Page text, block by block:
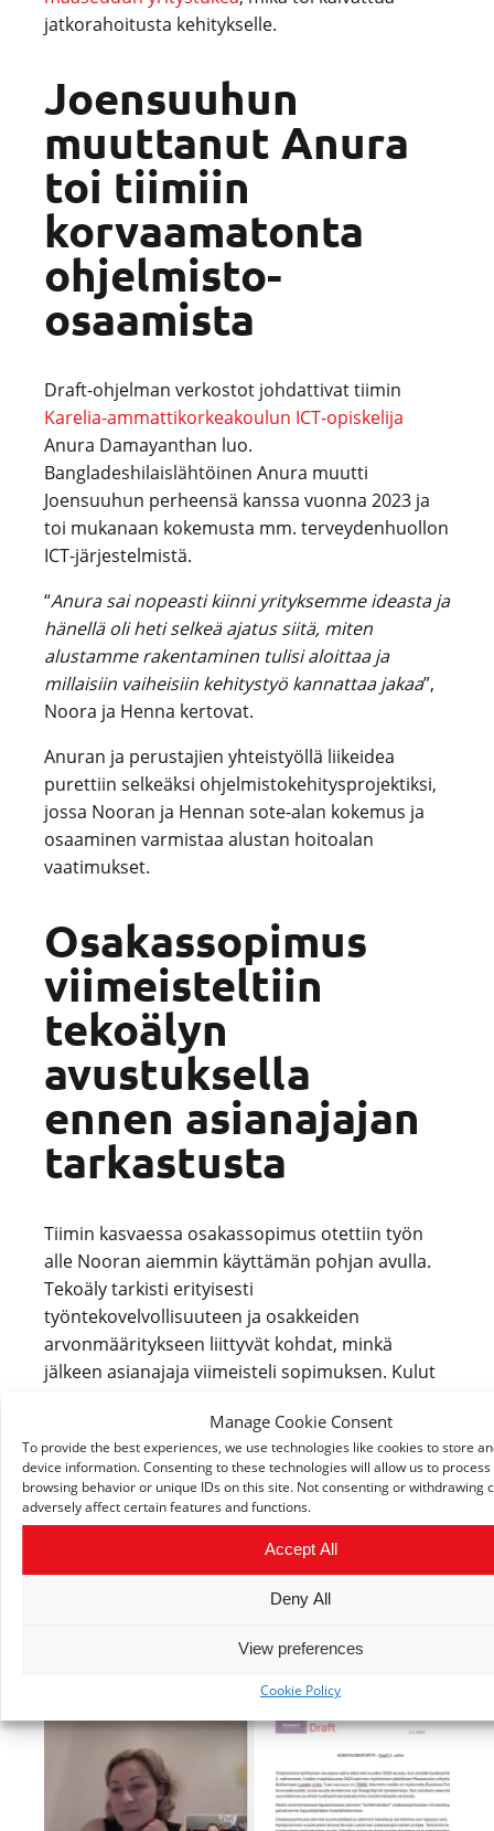
Manage Cookie Consent
To provide the best experiences, we use technologies like cookies to store
device information. Consenting to these technologies will allow us to process
browsing behavior or unique IDs on this site. Not consenting or withdrawing
adversely affect certain features and functions.
Accept All
Deny All
View preferences
Cookie Policy
jatkorahoitusta kehitykselle.
Joensuuhun
muuttanut Anura
toi tiimiin
korvaamatonta
ohjelmisto-
osaamista
Draft-ohjelman verkostot johdattivat tiimin
Karelia-ammattikorkeakoulun ICT-opiskelija
Anura Damayanthan luo.
Bangladeshilaislähtöinen Anura muutti
Joensuuhun perheensä kanssa vuonna 2023 ja
toi mukanaan kokemusta mm. terveydenhuollon
ICT-järjestelmistä.
“Anura sai nopeasti kiinni yrityksemme ideasta ja
hänellä oli heti selkeä ajatus siitä, miten
alustamme rakentaminen tulisi aloittaa ja
millaisiin vaiheisiin kehitystyö kannattaa jakaa”,
Noora ja Henna kertovat.
Anuran ja perustajien yhteistyöllä liikeidea
purettiin selkeäksi ohjelmistokehitysprojektiksi,
jossa Nooran ja Hennan sote-alan kokemus ja
osaaminen varmistaa alustan hoitoalan
vaatimukset.
Osakassopimus
viimeisteltiin
tekoälyn
avustuksella
ennen asianajajan
tarkastusta
Tiimin kasvaessa osakassopimus otettiin työn
alle Nooran aiemmin käyttämän pohjan avulla.
Tekoäly tarkisti erityisesti
työntekovelvollisuuteen ja osakkeiden
arvonmääritykseen liittyvät kohdat, minkä
jälkeen asianajaja viimeisteli sopimuksen. Kulut
Pykälien tuntemus on tärkeää myös tietosuojan
näkökulmasta:
“Alustamme käyttää ja tallentaa sekä yritysten
että yksityishenkilöiden henkilötietoja… Valviran
ja tietosuojavaltuutetun mukaan henkilötietojen
käsittely tapahtuu EU:n yleisen tietosuoja-